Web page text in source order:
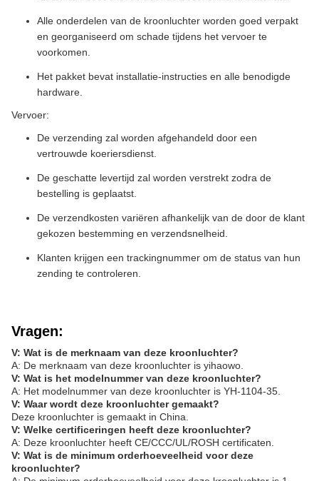
Alle onderdelen van de kroonluchter worden goed verpakt
en georganiseerd om schade tijdens het vervoer te
voorkomen.
Het pakket bevat installatie-instructies en alle benodigde
hardware.
Vervoer:
De verzending zal worden afgehandeld door een
vertrouwde koeriersdienst.
De geschatte levertijd zal worden verstrekt zodra de
bestelling is geplaatst.
De verzendkosten variëren afhankelijk van de door de klant
gekozen bestemming en verzendsnelheid.
Klanten krijgen een trackingnummer om de status van hun
zending te controleren.
Vragen:
V: Wat is de merknaam van deze kroonluchter?
A: De merknaam van deze kroonluchter is yihaowo.
V: Wat is het modelnummer van deze kroonluchter?
A: Het modelnummer van deze kroonluchter is YH-1104-35.
V: Waar wordt deze kroonluchter gemaakt?
Deze kroonluchter is gemaakt in China.
V: Welke certificeringen heeft deze kroonluchter?
A: Deze kroonluchter heeft CE/CCC/UL/ROSH certificaten.
V: Wat is de minimum orderhoeveelheid voor deze
kroonluchter?